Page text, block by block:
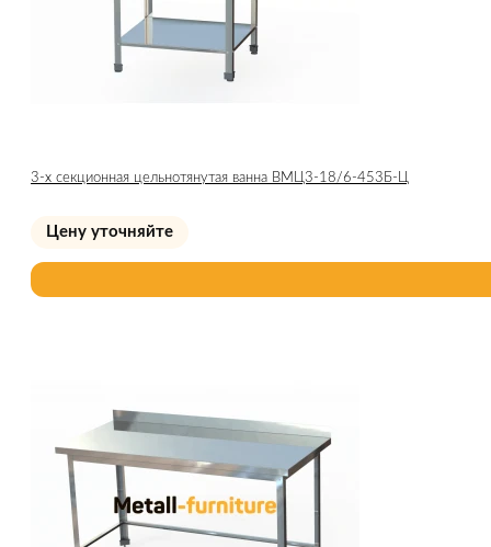
3-х секционная цельнотянутая ванна ВМЦ3-18/6-453Б-Ц
Цену уточняйте